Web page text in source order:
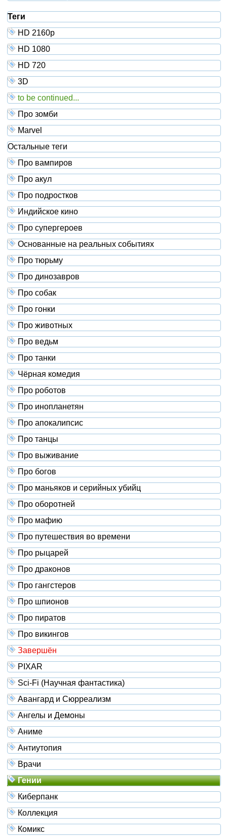
Теги
HD 2160р
HD 1080
HD 720
3D
to be continued...
Про зомби
Marvel
Остальные теги
Про вампиров
Про акул
Про подростков
Индийское кино
Про супергероев
Основанные на реальных событиях
Про тюрьму
Про динозавров
Про собак
Про гонки
Про животных
Про ведьм
Про танки
Чёрная комедия
Про роботов
Про инопланетян
Про апокалипсис
Про танцы
Про выживание
Про богов
Про маньяков и серийных убийц
Про оборотней
Про мафию
Про путешествия во времени
Про рыцарей
Про драконов
Про гангстеров
Про шпионов
Про пиратов
Про викингов
Завершён
PIXAR
Sci-Fi (Научная фантастика)
Авангард и Сюрреализм
Ангелы и Демоны
Аниме
Антиутопия
Врачи
Гении
Киберпанк
Коллекция
Комикс